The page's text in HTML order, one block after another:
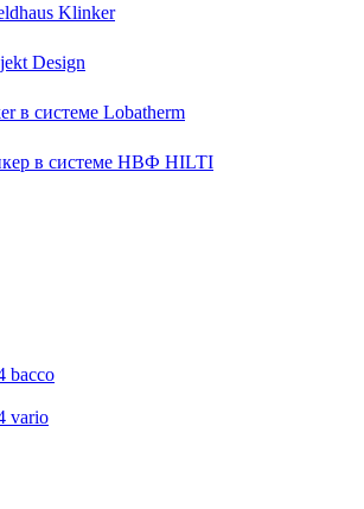
Klinker
Design
в системе Lobatherm
в системе НВФ HILTI
bacco
vario